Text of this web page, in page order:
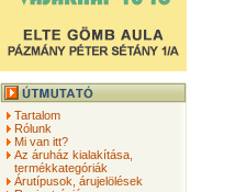
Tartalom
Rólunk
Mi van itt?
Az áruház kialakítása,
termékkategóriák
Árutípusok, árujelölések